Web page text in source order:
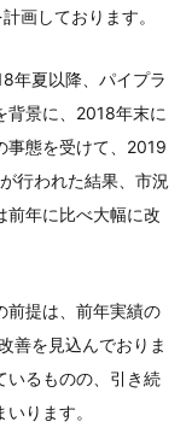
画しております。
年夏以降、パイプラ
背景に、2018年末に
事態を受けて、2019
行われた結果、市況
前年に比べ大幅に改
前提は、前年実績の
善を見込んでおりま
いるものの、引き続
ります。